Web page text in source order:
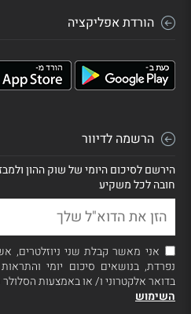
הורדת אפליקציה
הרשמה לדיוור
הירשם לסיכום היומי של שוק ההון
חובה לכל משקיע
אני מאשר קבלת שני ניוזלטרים,
נפרדת, בנושאים סיכום יומי
בדואר אלקטרוני ו/ או באמצעות הסלולר
השימוש